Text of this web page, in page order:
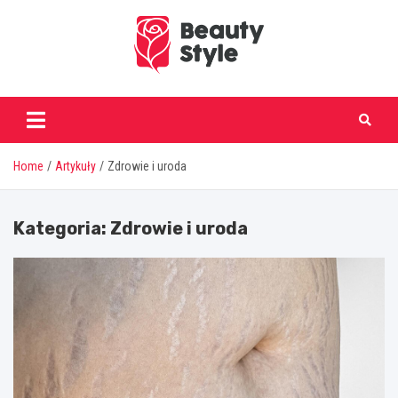
beautystyle.pl
Home Artykuły Zdrowie i uroda
Kategoria: Zdrowie i uroda